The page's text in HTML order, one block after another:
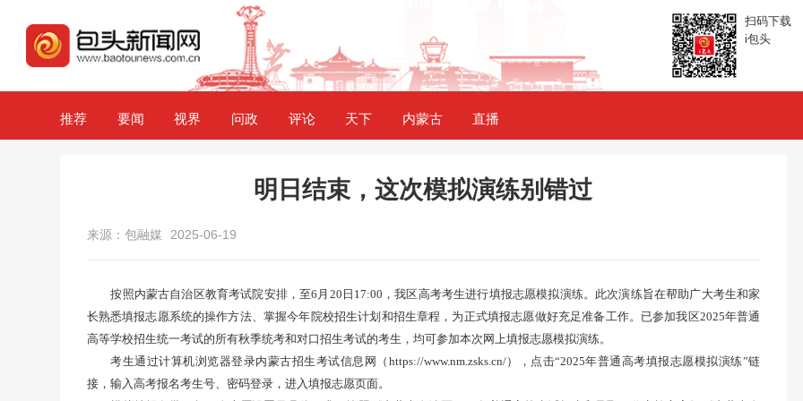
扫码下载
i包头
推荐 要闻 视界 问政 评论 天下 内蒙古 直播
明日结束，这次模拟演练别错过
来源：包融媒 2025-06-19
按照内蒙古自治区教育考试院安排，至6月20日17:00，我区高考考生进行填报志愿模拟演练。此次演练旨在帮助广大考生和家
长熟悉填报志愿系统的操作方法、掌握今年院校招生计划和招生章程，为正式填报志愿做好充足准备工作。已参加我区2025年普通
高等学校招生统一考试的所有秋季统考和对口招生考试的考生，均可参加本次网上填报志愿模拟演练。
考生通过计算机浏览器登录内蒙古招生考试信息网（https://www.nm.zsks.cn/），点击“2025年普通高考填报志愿模拟演练”链
接，输入高考报名考生号、密码登录，进入填报志愿页面。